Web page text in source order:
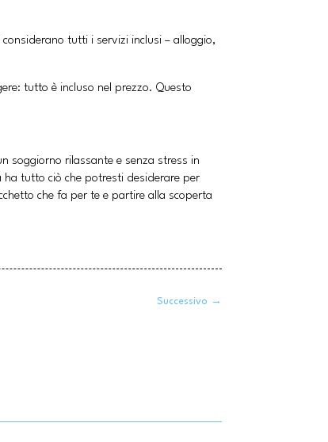
tutti i servizi inclusi – alloggio,
tutto è incluso nel prezzo. Questo
soggiorno rilassante e senza stress in
ha tutto ciò che potresti desiderare per
che fa per te e partire alla scoperta
Successivo →